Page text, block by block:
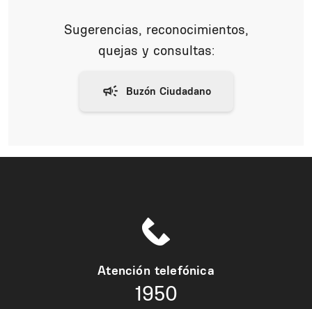
Sugerencias, reconocimientos,
quejas y consultas:
Atención telefónica
1950